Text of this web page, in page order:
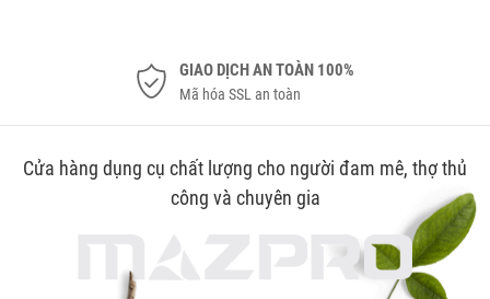
GIAO DỊCH AN TOÀN 100%
Mã hóa SSL an toàn
Cửa hàng dụng cụ chất lượng cho người đam mê, thợ thủ
công và chuyên gia